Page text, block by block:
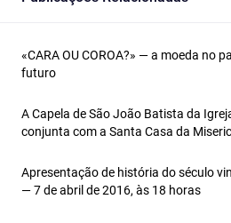
«CARA OU COROA?» — a moeda no
futuro
A Capela de São João Batista da
conjunta com a Santa Casa da
Apresentação de história do século
— 7 de abril de 2016, às 18 horas